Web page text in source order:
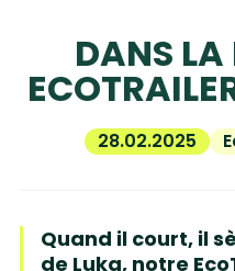
DANS
28.02.2025
Quand il court, il
de Luka, notre